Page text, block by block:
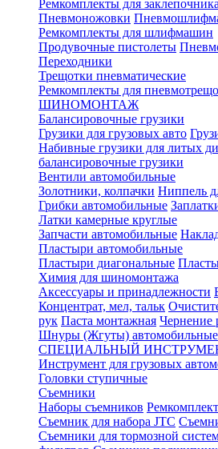
Ремкомплекты для заклепочника
Пневмоножовки
Ремкомплекты для шлифмашин
Продувочные пистолеты
Переходники
Трещотки пневматические
Ремкомплекты для
ШИНОМОНТАЖ
Балансировочные грузики
Грузики для грузовых авто
Набивные грузики для литых
балансировочные грузики
Вентили автомобильные
Золотники, колпачки Ниппель
Грибки автомобильные
Латки камерные круглые
Запчасти автомобильные
Пластыри автомобильные
Пластыри диагональные
Химия для шиномонтажа
Аксессуары и принадлежности
Концентрат, мел, тальк
рук Паста монтажная Чернение
Шнуры (Жгуты) автомобильные
СПЕЦИАЛЬНЫЙ
Инструмент для грузовых
Головки ступичные
Съемники
Наборы съемников
Съемник для набора JTC
Съемники для тормозной